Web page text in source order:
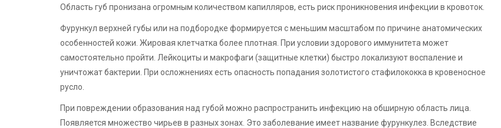
Область губ пронизана огромным количеством капилляров, есть риск проникновения инфекции в кровоток.
Фурункул верхней губы или на подбородке формируется с меньшим масштабом по причине анатомических
особенностей кожи. Жировая клетчатка более плотная. При условии здорового иммунитета может
самостоятельно пройти. Лейкоциты и макрофаги (защитные клетки) быстро локализуют воспаление и
уничтожат бактерии. При осложнениях есть опасность попадания золотистого стафилококка в кровеносное
русло.
При повреждении образования над губой можно распространить инфекцию на обширную область лица.
Появляется множество чирьев в разных зонах. Это заболевание имеет название фурункулез. Вследствие